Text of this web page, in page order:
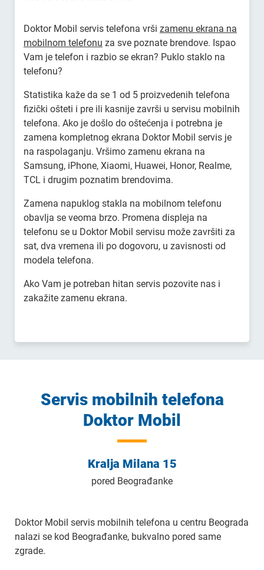
Doktor Mobil servis telefona vrši zamenu ekrana na
mobilnom telefonu za sve poznate brendove. Ispao
Vam je telefon i razbio se ekran? Puklo staklo na
telefonu?
Statistika kaže da se 1 od 5 proizvedenih telefona
fizički ošteti i pre ili kasnije završi u servisu mobilnih
telefona. Ako je došlo do oštećenja i potrebna je
zamena kompletnog ekrana Doktor Mobil servis je
na raspolaganju. Vršimo zamenu ekrana na
Samsung, iPhone, Xiaomi, Huawei, Honor, Realme,
TCL i drugim poznatim brendovima.
Zamena napuklog stakla na mobilnom telefonu
obavlja se veoma brzo. Promena displeja na
telefonu se u Doktor Mobil servisu može završiti za
sat, dva vremena ili po dogovoru, u zavisnosti od
modela telefona.
Ako Vam je potreban hitan servis pozovite nas i
zakažite zamenu ekrana.
Servis mobilnih telefona
Doktor Mobil
Kralja Milana 15
pored Beograđanke
Doktor Mobil servis mobilnih telefona u centru Beograda
nalazi se kod Beograđanke, bukvalno pored same
zgrade.